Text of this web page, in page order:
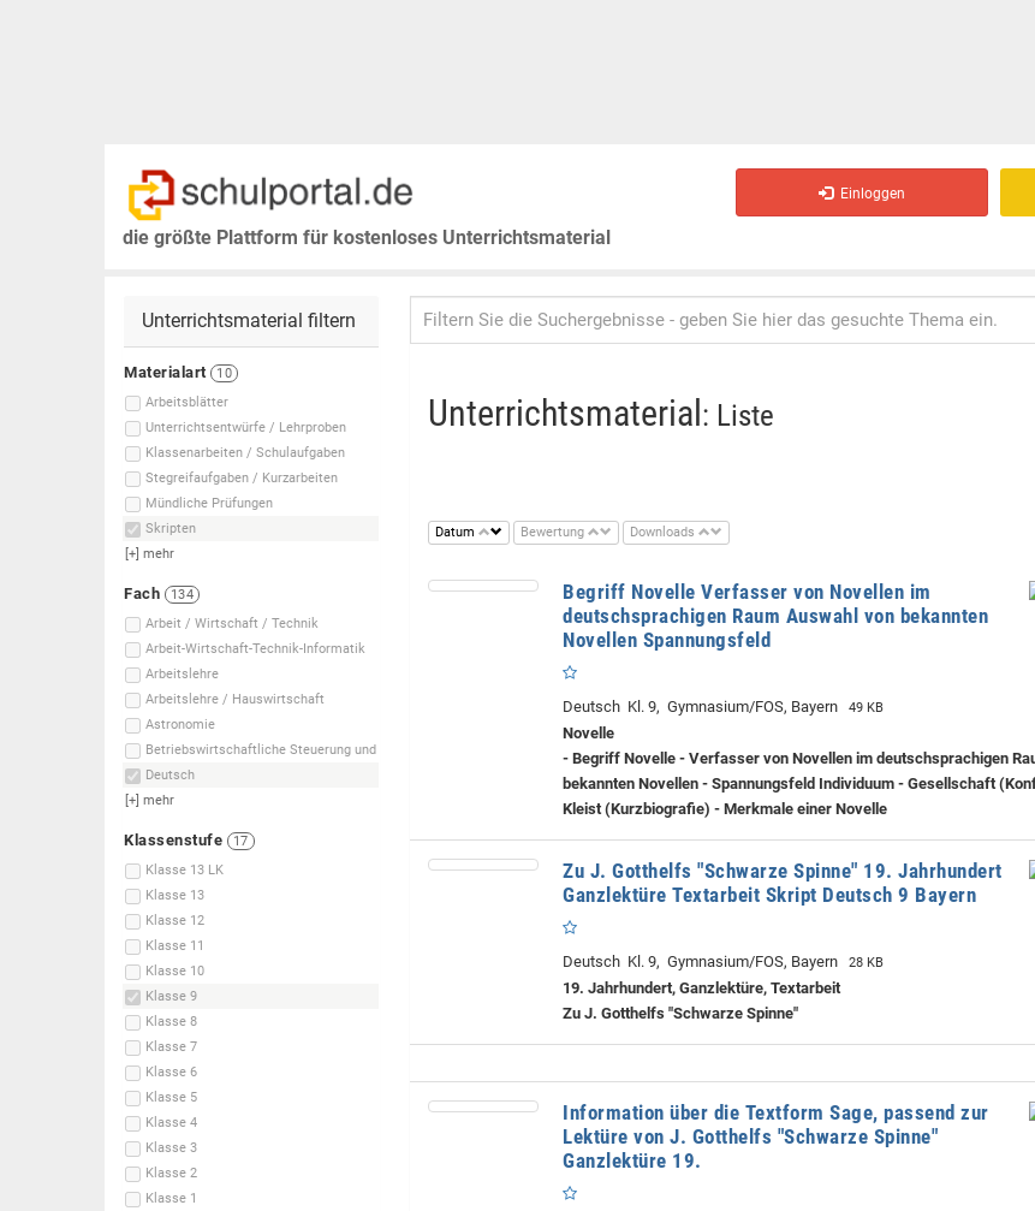
die größte Plattform für kostenloses Unterrichtsmaterial
Einloggen
Unterrichtsmaterial filtern
Materialart
10
Arbeitsblätter
Unterrichtsentwürfe / Lehrproben
Klassenarbeiten / Schulaufgaben
Stegreifaufgaben / Kurzarbeiten
Mündliche Prüfungen
Skripten
[+] mehr
Fach
134
Arbeit / Wirtschaft / Technik
Arbeit-Wirtschaft-Technik-Informatik
Arbeitslehre
Arbeitslehre / Hauswirtschaft
Astronomie
Betriebswirtschaftliche Steuerung und
Deutsch
[+] mehr
Klassenstufe
17
Klasse 13 LK
Klasse 13
Klasse 12
Klasse 11
Klasse 10
Klasse 9
Klasse 8
Klasse 7
Klasse 6
Klasse 5
Klasse 4
Klasse 3
Klasse 2
Klasse 1
Unterrichtsmaterial : Liste
Datum Bewertung Downloads
Begriff Novelle Verfasser von Novellen im
deutschsprachigen Raum Auswahl von bekannten
Novellen Spannungsfeld
Deutsch Kl. 9, Gymnasium/FOS, Bayern 49 KB
Novelle
- Begriff Novelle - Verfasser von Novellen im deutschsprachigen
bekannten Novellen - Spannungsfeld Individuum - Gesellschaft
Kleist (Kurzbiografie) - Merkmale einer Novelle
Zu J. Gotthelfs "Schwarze Spinne" 19. Jahrhundert
Ganzlektüre Textarbeit Skript Deutsch 9 Bayern
Deutsch Kl. 9, Gymnasium/FOS, Bayern 28 KB
19. Jahrhundert, Ganzlektüre, Textarbeit
Zu J. Gotthelfs "Schwarze Spinne"
Information über die Textform Sage, passend zur
Lektüre von J. Gotthelfs "Schwarze Spinne"
Ganzlektüre 19.